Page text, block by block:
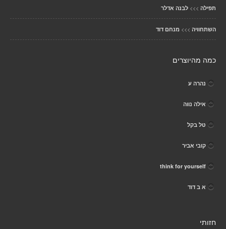
תפילה >>> לבנה אדלר
השתחוויה >>> מנחם דוד
כמה מהיוצרים
נהרה ע
אילה נווה
טל בקל
קובי אביר
think for yourself
א ב דוד
חזותי